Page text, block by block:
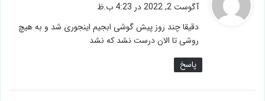
:
آگوست 2, 2022 در 4:23 ب.ظ
دقیقا چند روز پیش گوشی ابجیم اینجوری شد و به هیچ
روشی تا الان درست نشد که نشد
پاسخ